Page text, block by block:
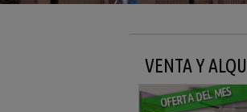
VENTA Y
OFERTA DEL MES